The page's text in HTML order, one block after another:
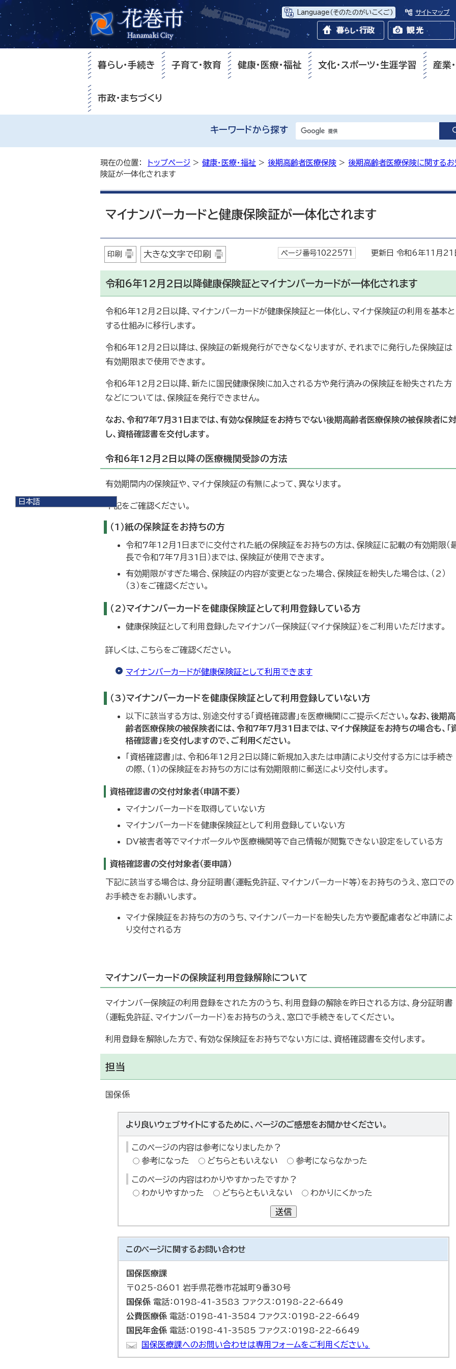
Language （そのたのがいこくご） サイトマップ
日本語
暮らし・手続き 子育て・教育 健康・医療・福祉 文化・スポーツ・生涯学習 産業
市政・まちづくり
キーワードから探す
現在の位置： トップページ > 健康・医療・福祉 > 後期高齢者医療保険 > 後期高齢者医療保険に関するお
険証が一体化されます
マイナンバーカードと健康保険証が一体化されます
印刷 大きな文字で印刷 ページ番号1022571 更新日 令和6年11月21
令和6年12月2日以降健康保険証とマイナンバーカードが一体化されます
令和6年12月2日以降、マイナンバーカードが健康保険証と一体化し、マイナ保険証の利用を基本と
する仕組みに移行します。
令和6年12月2日以降は、保険証の新規発行ができなくなりますが、それまでに発行した保険証は
有効期限まで使用できます。
令和6年12月2日以降、新たに国民健康保険に加入される方や発行済みの保険証を紛失された方
などについては、保険証を発行できません。
なお、令和7年7月31日までは、有効な保険証をお持ちでない後期高齢者医療保険の被保険者に対
し、資格確認書を交付します。
令和6年12月2日以降の医療機関受診の方法
有効期間内の保険証や、マイナ保険証の有無によって、異なります。
下記をご確認ください。
（1）紙の保険証をお持ちの方
令和7年12月1日までに交付された紙の保険証をお持ちの方は、保険証に記載の有効期限（
長で令和7年7月31日）までは、保険証が使用できます。
有効期限がすぎた場合、保険証の内容が変更となった場合、保険証を紛失した場合は、（2）
（3）をご確認ください。
（2）マイナンバーカードを健康保険証として利用登録している方
健康保険証として利用登録したマイナンバー保険証（マイナ保険証）をご利用いただけます。
詳しくは、こちらをご確認ください。
マイナンバーカードが健康保険証として利用できます
（3）マイナンバーカードを健康保険証として利用登録していない方
以下に該当する方は、別途交付する「資格確認書」を医療機関にご提示ください。なお、後期高
齢者医療保険の被保険者には、令和7年7月31日までは、マイナ保険証をお持ちの場合も、「
格確認書」を交付しますので、ご利用ください。
「資格確認書」は、令和6年12月2日以降に新規加入または申請により交付する方には手続き
の際、（1）の保険証をお持ちの方には有効期限前に郵送により交付します。
資格確認書の交付対象者（申請不要）
マイナンバーカードを取得していない方
マイナンバーカードを健康保険証として利用登録していない方
DV被害者等でマイナポータルや医療機関等で自己情報が閲覧できない設定をしている方
資格確認書の交付対象者（要申請）
下記に該当する場合は、身分証明書（運転免許証、マイナンバーカード等）をお持ちのうえ、窓口での
お手続きをお願いします。
マイナ保険証をお持ちの方のうち、マイナンバーカードを紛失した方や要配慮者など申請によ
り交付される方
マイナンバーカードの保険証利用登録解除について
マイナンバー保険証の利用登録をされた方のうち、利用登録の解除を昨日される方は、身分証明書
（運転免許証、マイナンバーカード）をお持ちのうえ、窓口で手続きをしてください。
利用登録を解除した方で、有効な保険証をお持ちでない方には、資格確認書を交付します。
担当
国保係
より良いウェブサイトにするために、ページのご感想をお聞かせください。
このページの内容は参考になりましたか？
参考になった
どちらともいえない 参考にならなかった
このページの内容はわかりやすかったですか？
わかりやすかった
どちらともいえない わかりにくかった
送信
このページに関するお問い合わせ
国保医療課
〒025-8601 岩手県花巻市花城町9番30号
国保係 電話：0198-41-3583 ファクス：0198-22-6649
公費医療係 電話：0198-41-3584 ファクス：0198-22-6649
国民年金係 電話：0198-41-3585 ファクス：0198-22-6649
国保医療課へのお問い合わせは専用フォームをご利用ください。